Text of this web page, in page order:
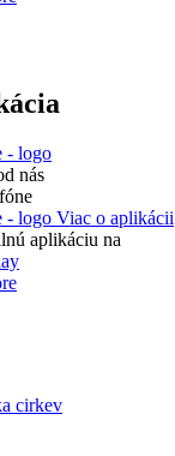
nás
Viac o aplikácii
aplikáciu na
cirkev